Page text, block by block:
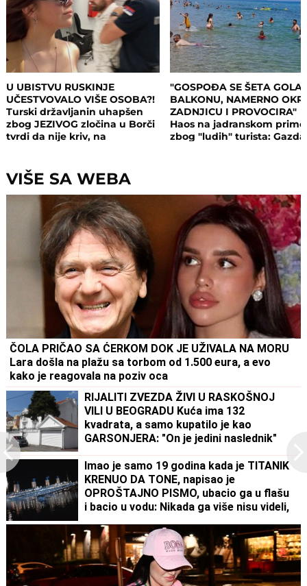
U UBISTVU RUSKINJE
UČESTVOVALO VIŠE OSOBA?!
Turski državljanin uhapšen
zbog JEZIVOG zločina u Borči
tvrdi da nije kriv, na
odnosu bili
"GOSPOĐA SE ŠETA GOLA
BALKONU, NAMERNO
ZADNJICU I PROVOCIRA"
Haos na jadranskom
zbog "ludih" turista:
VIŠE SA WEBA
ČOLA PRIČAO SA ĆERKOM DOK JE UŽIVALA NA MORU
Lara došla na plažu sa torbom od 1.500 eura, a evo
kako je reagovala na poziv oca
RIJALITI ZVEZDA ŽIVI U RASKOŠNOJ
VILI U BEOGRADU Kuća ima 132
kvadrata, a samo kupatilo je kao
GARSONJERA: "On je jedini naslednik"
Imao je samo 19 godina kada je TITANIK
KRENUO DA TONE, napisao je
OPROŠTAJNO PISMO, ubacio ga u flašu
i bacio u vodu: Nikada ga više nisu videli,
poruku - SRCE JOJ JE PUKLO